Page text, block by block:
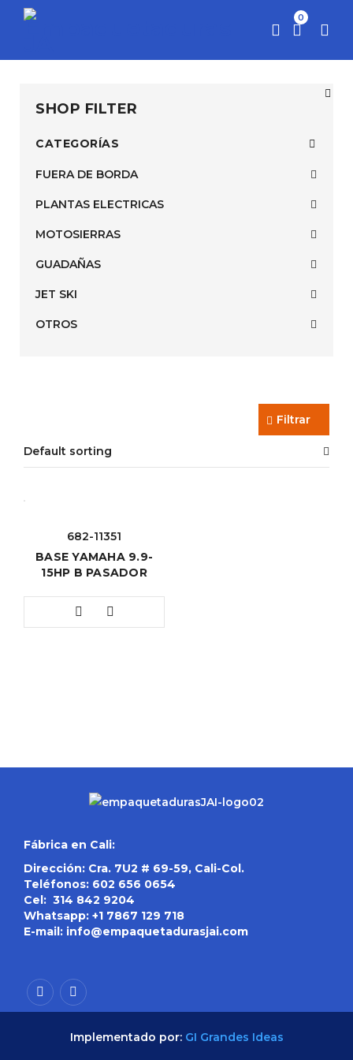
0
SHOP FILTER
CATEGORÍAS
FUERA DE BORDA
PLANTAS ELECTRICAS
MOTOSIERRAS
GUADAÑAS
JET SKI
OTROS
Filtrar
Default sorting
682-11351
BASE YAMAHA 9.9-
15HP B PASADOR
Fábrica en Cali:
Dirección: Cra. 7U2 # 69-59, Cali-Col.
Teléfonos: 602 656 0654
Cel: 314 842 9204
Whatsapp: +1 7867 129 718
E-mail: info@empaquetadurasjai.com
Implementado por: GI Grandes Ideas